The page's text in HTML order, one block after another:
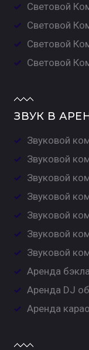
Световой
Световой
Световой
Световой
ЗВУК В
Звуковой
Звуковой
Звуковой
Звуковой
Звуковой
Звуковой
Звуковой
Аренда
Аренда DJ
Аренда